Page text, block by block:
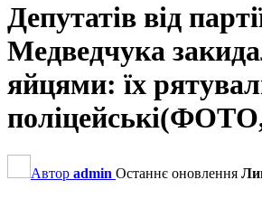
Депутатів від
Медведчука
яйцями: їх
Автор admin Останнє оновлення